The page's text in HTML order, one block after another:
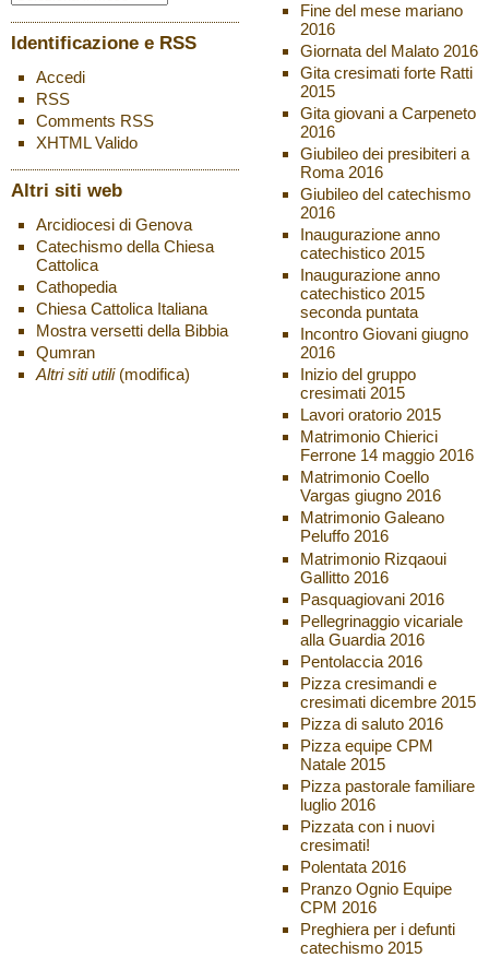
Identificazione e RSS
Accedi
RSS
Comments RSS
XHTMLValido
Altri siti web
Arcidiocesi di Genova
Catechismo della Chiesa
Cattolica
Cathopedia
Chiesa Cattolica Italiana
Mostra versetti della Bibbia
Qumran
Altri siti utili (modifica)
Fine del mese mariano
2016
Giornata del Malato 2016
Gita cresimati forte Ratti
2015
Gita giovani a Carpeneto
2016
Giubileo dei presibiteri a
Roma 2016
Giubileo del catechismo
2016
Inaugurazione anno
catechistico 2015
Inaugurazione anno
catechistico 2015
seconda puntata
Incontro Giovani giugno
2016
Inizio del gruppo
cresimati 2015
Lavori oratorio 2015
Matrimonio Chierici
Ferrone 14 maggio 2016
Matrimonio Coello
Vargas giugno 2016
Matrimonio Galeano
Peluffo 2016
Matrimonio Rizqaoui
Gallitto 2016
Pasquagiovani 2016
Pellegrinaggio vicariale
alla Guardia 2016
Pentolaccia 2016
Pizza cresimandi e
cresimati dicembre 2015
Pizza di saluto 2016
Pizza equipe CPM
Natale 2015
Pizza pastorale familiare
luglio 2016
Pizzata con i nuovi
cresimati!
Polentata 2016
Pranzo Ognio Equipe
CPM 2016
Preghiera per i defunti
catechismo 2015